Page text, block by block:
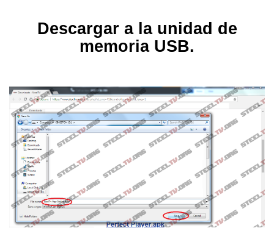
Descargar a la unidad de
memoria USB.